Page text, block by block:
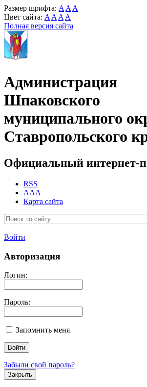
Размер шрифта: A A A
Цвет сайта: A A A A
Полная версия сайта
Администрация
Шпаковского
муниципального
Ставропольского
Официальный интернет-
RSS
AAA
Карта сайта
Войти
Авторизация
Логин:
Пароль:
Запомнить меня
Забыли свой пароль?
Закрыть